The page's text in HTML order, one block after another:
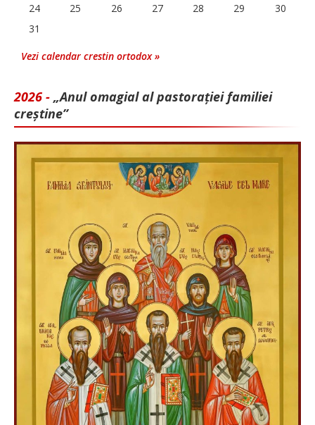
24
25 26 27 28 29
30
31
Vezi calendar crestin ortodox »
2026 - „Anul omagial al pastorației familiei
creștine”